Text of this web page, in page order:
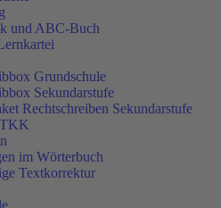
und ABC-Buch
Grundschule
Sekundarstufe
Rechtschreiben Sekundarstufe
im Wörterbuch
Textkorrektur